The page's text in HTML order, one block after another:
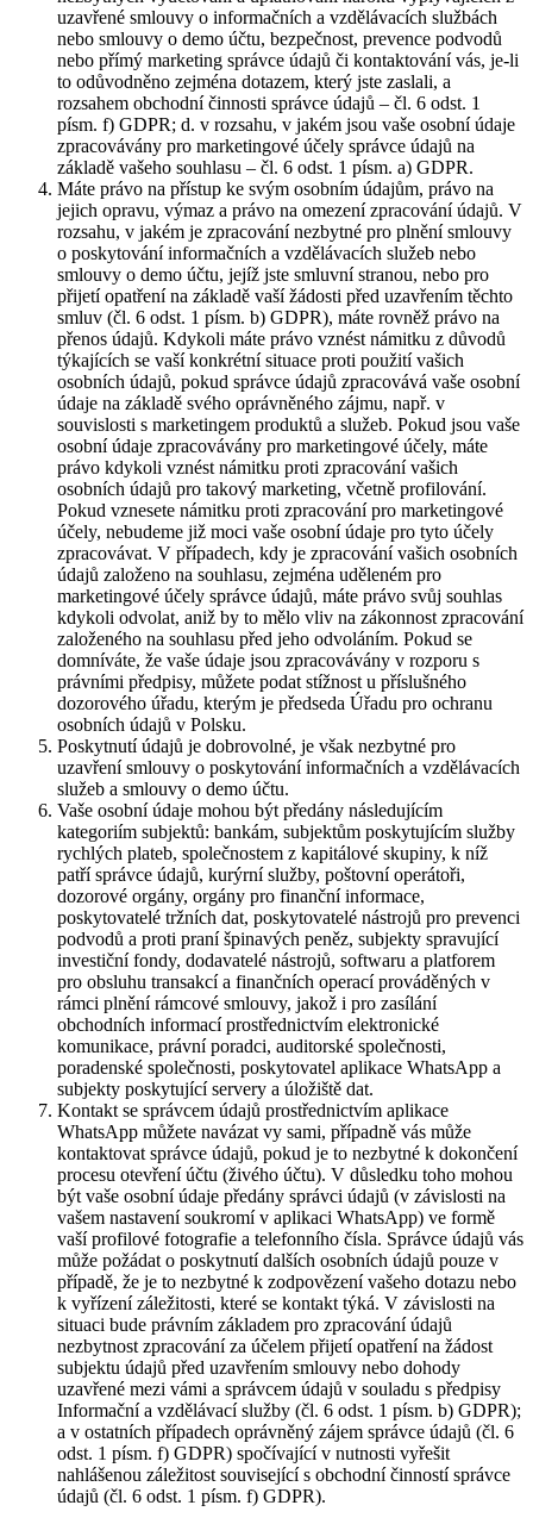
uzavřené smlouvy o informačních a vzdělávacích službách
nebo smlouvy o demo účtu, bezpečnost, prevence podvodů
nebo přímý marketing správce údajů či kontaktování vás, je-li
to odůvodněno zejména dotazem, který jste zaslali, a
rozsahem obchodní činnosti správce údajů – čl. 6 odst. 1
písm. f) GDPR; d. v rozsahu, v jakém jsou vaše osobní údaje
zpracovávány pro marketingové účely správce údajů na
základě vašeho souhlasu – čl. 6 odst. 1 písm. a) GDPR.
Máte právo na přístup ke svým osobním údajům, právo na
jejich opravu, výmaz a právo na omezení zpracování údajů. V
rozsahu, v jakém je zpracování nezbytné pro plnění smlouvy
o poskytování informačních a vzdělávacích služeb nebo
smlouvy o demo účtu, jejíž jste smluvní stranou, nebo pro
přijetí opatření na základě vaší žádosti před uzavřením těchto
smluv (čl. 6 odst. 1 písm. b) GDPR), máte rovněž právo na
přenos údajů. Kdykoli máte právo vznést námitku z důvodů
týkajících se vaší konkrétní situace proti použití vašich
osobních údajů, pokud správce údajů zpracovává vaše osobní
údaje na základě svého oprávněného zájmu, např. v
souvislosti s marketingem produktů a služeb. Pokud jsou vaše
osobní údaje zpracovávány pro marketingové účely, máte
právo kdykoli vznést námitku proti zpracování vašich
osobních údajů pro takový marketing, včetně profilování.
Pokud vznesete námitku proti zpracování pro marketingové
účely, nebudeme již moci vaše osobní údaje pro tyto účely
zpracovávat. V případech, kdy je zpracování vašich osobních
údajů založeno na souhlasu, zejména uděleném pro
marketingové účely správce údajů, máte právo svůj souhlas
kdykoli odvolat, aniž by to mělo vliv na zákonnost zpracování
založeného na souhlasu před jeho odvoláním. Pokud se
domníváte, že vaše údaje jsou zpracovávány v rozporu s
právními předpisy, můžete podat stížnost u příslušného
dozorového úřadu, kterým je předseda Úřadu pro ochranu
osobních údajů v Polsku.
Poskytnutí údajů je dobrovolné, je však nezbytné pro
uzavření smlouvy o poskytování informačních a vzdělávacích
služeb a smlouvy o demo účtu.
Vaše osobní údaje mohou být předány následujícím
kategoriím subjektů: bankám, subjektům poskytujícím služby
rychlých plateb, společnostem z kapitálové skupiny, k níž
patří správce údajů, kurýrní služby, poštovní operátoři,
dozorové orgány, orgány pro finanční informace,
poskytovatelé tržních dat, poskytovatelé nástrojů pro prevenci
podvodů a proti praní špinavých peněz, subjekty spravující
investiční fondy, dodavatelé nástrojů, softwaru a platforem
pro obsluhu transakcí a finančních operací prováděných v
rámci plnění rámcové smlouvy, jakož i pro zasílání
obchodních informací prostřednictvím elektronické
komunikace, právní poradci, auditorské společnosti,
poradenské společnosti, poskytovatel aplikace WhatsApp a
subjekty poskytující servery a úložiště dat.
Kontakt se správcem údajů prostřednictvím aplikace
WhatsApp můžete navázat vy sami, případně vás může
kontaktovat správce údajů, pokud je to nezbytné k dokončení
procesu otevření účtu (živého účtu). V důsledku toho mohou
být vaše osobní údaje předány správci údajů (v závislosti na
vašem nastavení soukromí v aplikaci WhatsApp) ve formě
vaší profilové fotografie a telefonního čísla. Správce údajů vás
může požádat o poskytnutí dalších osobních údajů pouze v
případě, že je to nezbytné k zodpovězení vašeho dotazu nebo
k vyřízení záležitosti, které se kontakt týká. V závislosti na
situaci bude právním základem pro zpracování údajů
nezbytnost zpracování za účelem přijetí opatření na žádost
subjektu údajů před uzavřením smlouvy nebo dohody
uzavřené mezi vámi a správcem údajů v souladu s předpisy
Informační a vzdělávací služby (čl. 6 odst. 1 písm. b) GDPR);
a v ostatních případech oprávněný zájem správce údajů (čl. 6
odst. 1 písm. f) GDPR) spočívající v nutnosti vyřešit
nahlášenou záležitost související s obchodní činností správce
údajů (čl. 6 odst. 1 písm. f) GDPR).